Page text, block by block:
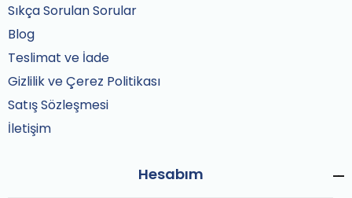
Sıkça Sorulan Sorular
Blog
Teslimat ve İade
Gizlilik ve Çerez Politikası
Satış Sözleşmesi
İletişim
Hesabım